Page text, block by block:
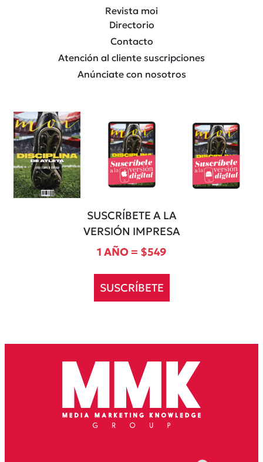
Revista moi
Directorio
Contacto
Atención al cliente suscripciones
Anúnciate con nosotros
SUSCRÍBETE A LA
VERSIÓN IMPRESA
1 AÑO = $549
SUSCRÍBETE